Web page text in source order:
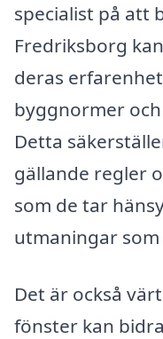
specialist på att
Fredriksborg
deras
byggnormer
Detta
gällande regler
som de tar
utmaningar
Det är också
fönster kan